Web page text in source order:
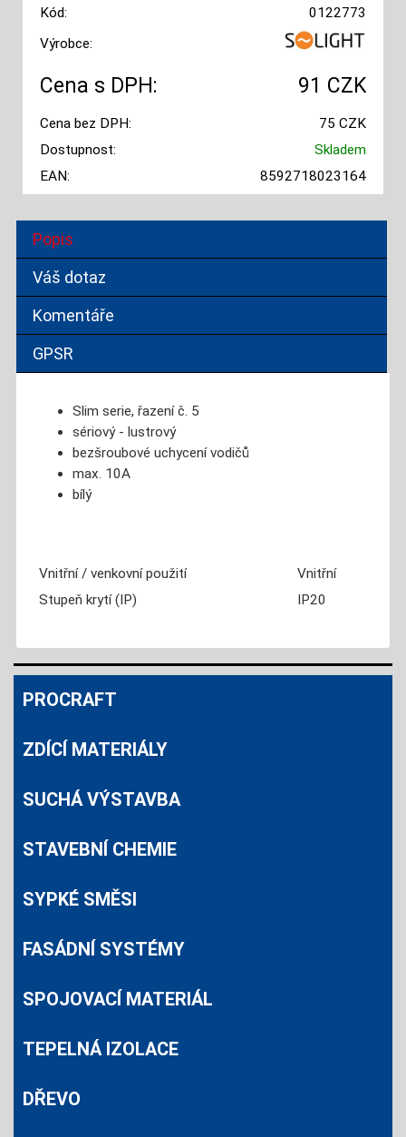
Kód:
0122773
Výrobce:
Cena s DPH: 91 CZK
Cena bez DPH:
75 CZK
Dostupnost:
Skladem
EAN:
8592718023164
Popis
Váš dotaz
Komentáře
GPSR
Slim serie, řazení č. 5
sériový - lustrový
bezšroubové uchycení vodičů
max. 10A
bílý
Vnitřní / venkovní použití
Vnitřní
Stupeň krytí (IP)
IP20
PROCRAFT
ZDÍCÍ MATERIÁLY
SUCHÁ VÝSTAVBA
STAVEBNÍ CHEMIE
SYPKÉ SMĚSI
FASÁDNÍ SYSTÉMY
SPOJOVACÍ MATERIÁL
TEPELNÁ IZOLACE
DŘEVO